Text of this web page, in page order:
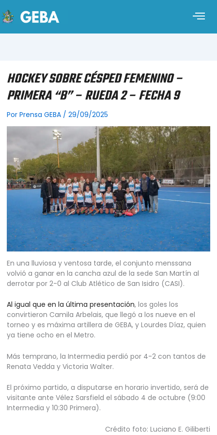
HOCKEY SOBRE CÉSPED FEMENINO –
PRIMERA “B” – RUEDA 2 – FECHA 9
Por Prensa GEBA / 29/09/2025
En una lluviosa y ventosa tarde, el conjunto menssana
volvió a ganar en la cancha azul de la sede San Martín al
derrotar por 2-0 al Club Atlético de San Isidro (CASI).
Al igual que en la última presentación, los goles los
convirtieron Camila Arbelais, que llegó a los nueve en el
torneo y es máxima artillera de GEBA, y Lourdes Díaz, quien
ya tiene ocho en el Metro.
Más temprano, la Intermedia perdió por 4-2 con tantos de
Renata Vedda y Victoria Walter.
El próximo partido, a disputarse en horario invertido, será de
visitante ante Vélez Sarsfield el sábado 4 de octubre (9:00
Intermedia y 10:30 Primera).
Crédito foto: Luciano E. Giliberti